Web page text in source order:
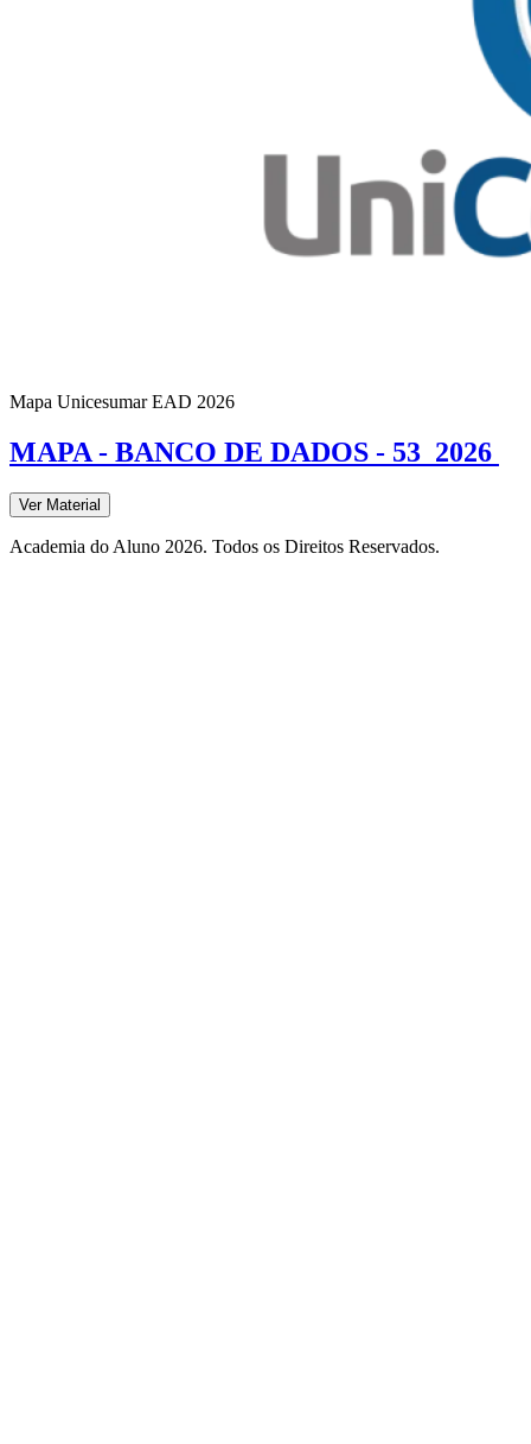
Mapa Unicesumar EAD 2026
MAPA - BANCO DE DADOS - 53_2026
Ver Material
Academia do Aluno 2026. Todos os Direitos Reservados.